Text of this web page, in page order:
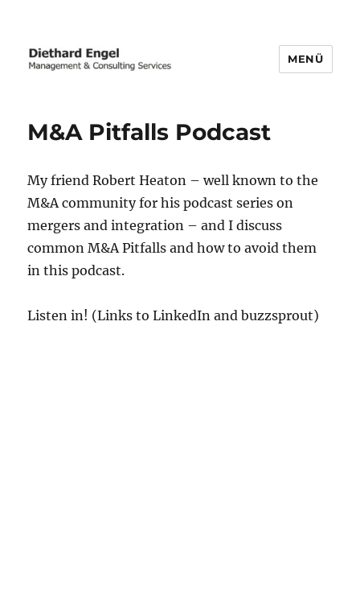
merger Integration | Carve-out
MENÜ
M&A Pitfalls Podcast
My friend Robert Heaton – well known to the
M&A community for his podcast series on
mergers and integration – and I discuss
common M&A Pitfalls and how to avoid them
in this podcast.
Listen in! (Links to LinkedIn and buzzsprout)